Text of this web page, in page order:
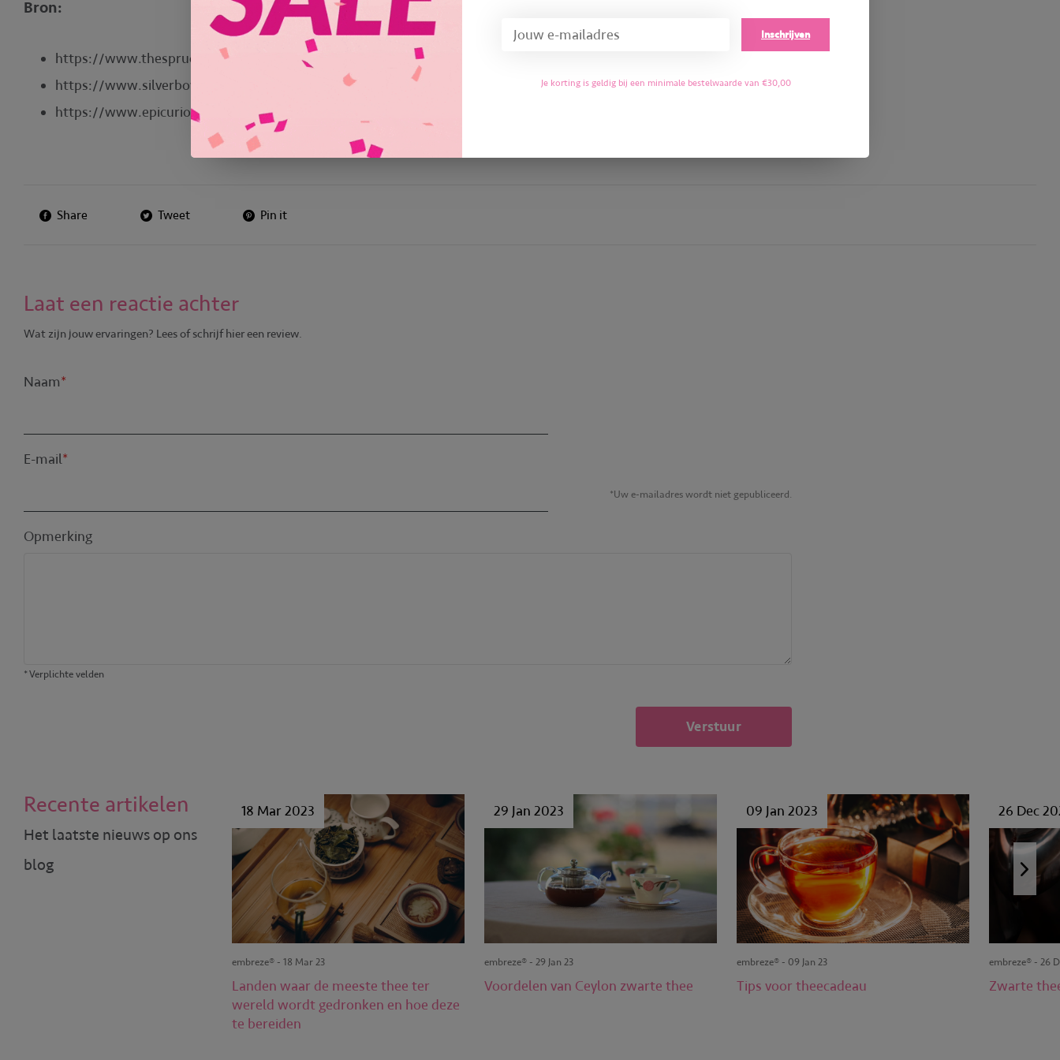
Bron:
https://www.thespruceeats.com/how-to-brew-tea-water-temperatures-766316
https://www.silverbowbakery.com/world-food/perfect-tea-brewing-temperature
https://www.epicurious.com/expert-advice/how-to-brew-tea-perfectly-article
Share Tweet Pin it
Laat een reactie achter
Wat zijn jouw ervaringen? Lees of schrijf hier een review.
Naam*
E-mail*
*Uw e-mailadres wordt niet gepubliceerd.
Opmerking
* Verplichte velden
Verstuur
Recente artikelen
Het laatste nieuws op ons
blog
18 Mar 2023
embreze® - 18 Mar 23
Landen waar de meeste thee ter
wereld wordt gedronken en hoe deze
te bereiden
29 Jan 2023
embreze® - 29 Jan 23
Voordelen van Ceylon zwarte thee
09 Jan 2023
embreze® - 09 Jan 23
Tips voor theecadeau
26 Dec
embreze® - 26
Zwarte
Inschrijven
Je korting is geldig bij een minimale bestelwaarde van €30,00